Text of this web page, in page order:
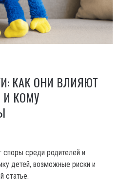
КАК ОНИ ВЛИЯЮТ
И КОМУ
споры среди родителей и
детей, возможные риски и
статье.